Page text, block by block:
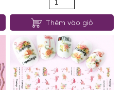
Thêm vào giỏ